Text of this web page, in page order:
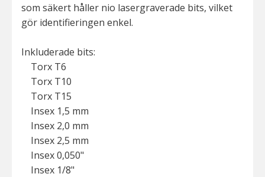
som säkert håller nio lasergraverade bits, vilket
gör identifieringen enkel.
Inkluderade bits:
Torx T6
Torx T10
Torx T15
Insex 1,5 mm
Insex 2,0 mm
Insex 2,5 mm
Insex 0,050"
Insex 1/8"